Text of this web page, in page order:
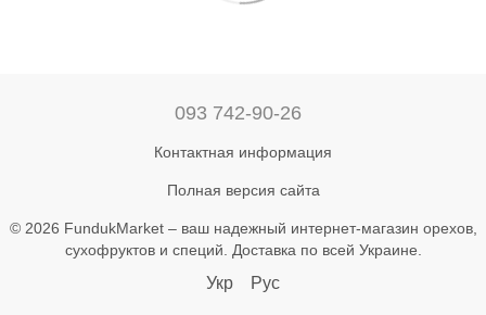
093 742-90-26
Контактная информация
Полная версия сайта
© 2026 FundukMarket – ваш надежный интернет-магазин орехов,
сухофруктов и специй. Доставка по всей Украине.
Укр Рус